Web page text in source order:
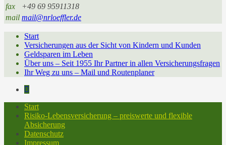
fax
+49 69 95911318
mail mail@nrloeffler.de
Start
Versicherungen aus der Sicht von Kindern und Kunden
Geldsparen im Leben
Über uns – Seit 1955 Ihr Partner in allen Versicherungsfragen
Ihr Weg zu uns – Mail und Routenplaner
Start
Risiko-Lebensversicherung – preiswerte und flexible
Absicherung
Datenschutz
Impressum